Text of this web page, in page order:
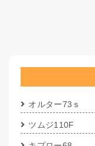
オルター73ｓ
ツムジ110F